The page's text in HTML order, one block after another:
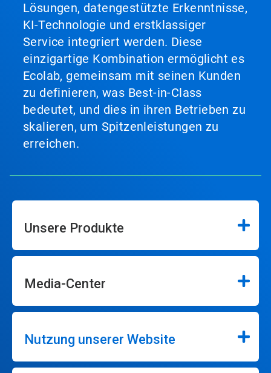
Lösungen, datengestützte Erkenntnisse,
KI-Technologie und erstklassiger
Service integriert werden. Diese
einzigartige Kombination ermöglicht es
Ecolab, gemeinsam mit seinen Kunden
zu definieren, was Best-in-Class
bedeutet, und dies in ihren Betrieben zu
skalieren, um Spitzenleistungen zu
erreichen.
Unsere Produkte
Media-Center
Nutzung unserer Website